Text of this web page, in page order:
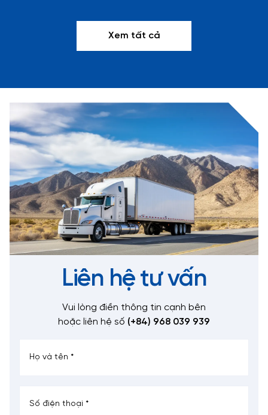
Xem tất cả
Liên hệ tư vấn
Vui lòng điền thông tin cạnh bên
hoặc liên hệ số (+84) 968 039 939